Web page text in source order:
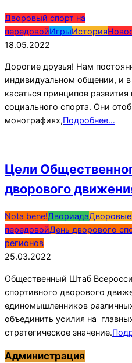
2022-
05-
18
Дворовый спорт на
передовойИгрыИстория
18.05.2022
Дорогие друзья! Нам
индивидуальном общении, и
касаться принципов
социального спорта. Они
монографиях,Подробнее…
Цели
дворового
2022-
03-
25
Nota bene!ДвориадаДворовые
передовойДень дворового
регионов
25.03.2022
Общественный Штаб
спортивного дворового
единомышленников
объединить усилия на
стратегическое значение.
Администрация